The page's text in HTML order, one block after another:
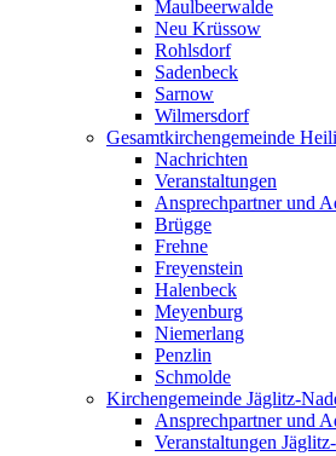
Maulbeerwalde
Neu Krüssow
Rohlsdorf
Sadenbeck
Sarnow
Wilmersdorf
Gesamtkirchengemeinde
Nachrichten
Veranstaltungen
Ansprechpartner und
Brügge
Frehne
Freyenstein
Halenbeck
Meyenburg
Niemerlang
Penzlin
Schmolde
Kirchengemeinde Jäglitz-
Ansprechpartner und
Veranstaltungen